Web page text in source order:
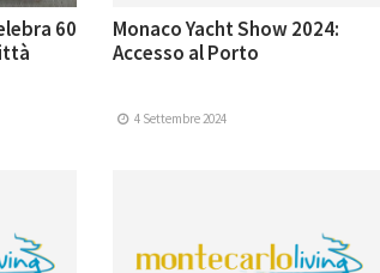
60
Monaco Yacht Show 2024:
Accesso al Porto
4 Settembre 2024